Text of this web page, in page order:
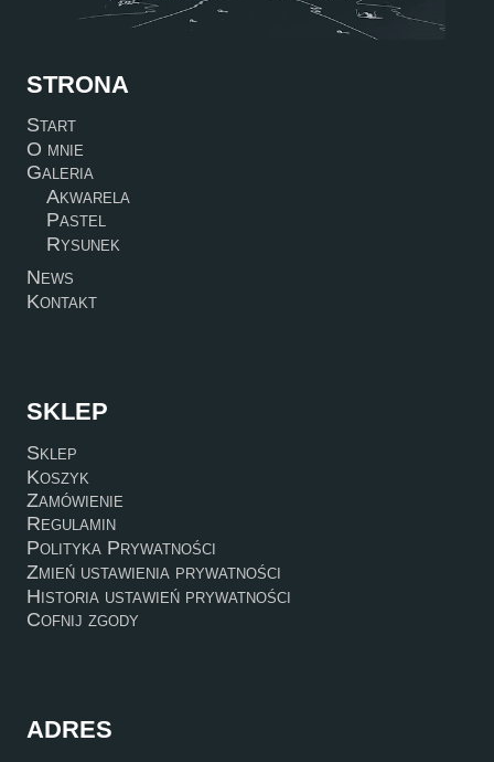
STRONA
Start
O mnie
Galeria
Akwarela
Pastel
Rysunek
News
Kontakt
SKLEP
Sklep
Koszyk
Zamówienie
Regulamin
Polityka Prywatności
Zmień ustawienia prywatności
Historia ustawień prywatności
Cofnij zgody
ADRES